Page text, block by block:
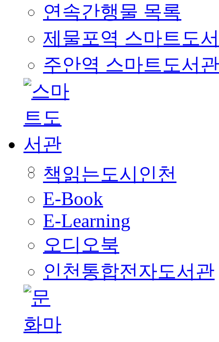
연속간행물 목록
제물포역 스마트도
주안역 스마트도서관
책읽는도시인천
E-Book
E-Learning
오디오북
인천통합전자도서관